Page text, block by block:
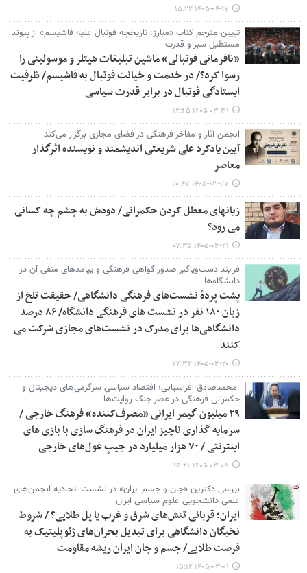
۱۴۰۵-۰۴-۱۷ ۱۵:۲۲
تبیین مترجم کتاب «مبارز: تاریخچه فوتبال علیه فاشیسم» از پیوند
مستطیل سبز و قدرت
«نافرمانی فوتبالی» ماشین تبلیغات هیتلر و موسولینی را
رسوا کرد؟/ در خدمت و خیانت فوتبال به فاشیسم/ ظرفیت
ایستادگی فوتبال در برابر قدرت سیاسی
۱۴۰۵-۰۳-۳۱ ۱۲:۴۵
انجمن آثار و مفاخر فرهنگی در فضای مجازی برگزار می‌کند
آیین یادکرد علی شریعتی اندیشمند و نویسنده اثرگذار
معاصر
۱۴۰۵-۰۳-۲۷ ۲۰:۴۷
زیانهای معطل کردن حکمرانی/ دودش به چشم چه کسانی
می رود؟
۱۴۰۵-۰۳-۲۱ ۰۷:۳۵
فرایند دست‌وپاگیر صدور گواهی فرهنگی و پیامدهای منفی آن در
دانشگاه‌ها
پشت پردهٔ نشست‌های فرهنگی دانشگاهی/ حقیقت تلخ از
زبان ۱۸۰ نفر در نشست های فرهنگی دانشگاه/ ۸۶ درصد
دانشگاهی‌ها برای مدرک در نشست‌های مجازی شرکت می
کنند
۱۴۰۵-۰۳-۲۰ ۱۷:۳۲
محمدصادق افراسیابی؛ اقتصاد سیاسی سرگرمی‌های دیجیتال و
حکمرانی فرهنگی در عصر جنگ روایت‌ها
۲۹ میلیون گیمر ایرانی «مصرف‌کننده» فرهنگ خارجی /
سرمایه گذاری ناچیز ایران در فرهنگ سازی با بازی های
اینترنتی / ۷۰ هزار میلیارد در جیبِ غول‌های خارجی
۱۴۰۵-۰۳-۰۸ ۱۵:۲۶
بررسی دکترین «جان و جسم ایران» در نشست اتحادیه انجمن‌های
علمی دانشجویی علوم سیاسی ایران
ایران؛ قربانی تنش‌های شرق و غرب یا پل طلایی؟ / شروط
نخبگان دانشگاهی برای تبدیل بحران‌های ژئوپلیتیک به
فرصت طلایی/ جسم و جان ایران ریشه مقاومت
۱۴۰۵-۰۳-۰۱ ۱۵:۱۲